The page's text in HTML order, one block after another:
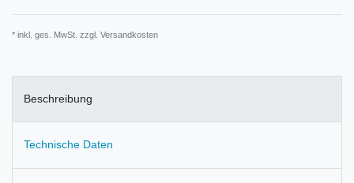
* inkl. ges. MwSt. zzgl. Versandkosten
Beschreibung
Technische Daten